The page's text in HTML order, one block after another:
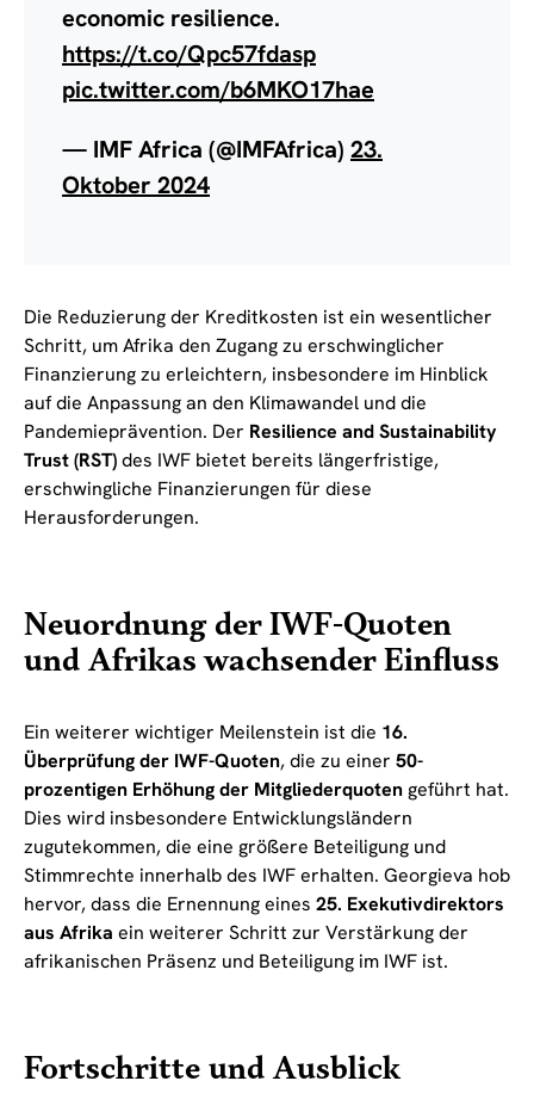
economic resilience.
https://t.co/Qpc57fdasp
pic.twitter.com/b6MKO17hae
— IMF Africa (@IMFAfrica) 23.
Oktober 2024
Die Reduzierung der Kreditkosten ist ein wesentlicher
Schritt, um Afrika den Zugang zu erschwinglicher
Finanzierung zu erleichtern, insbesondere im Hinblick
auf die Anpassung an den Klimawandel und die
Pandemieprävention. Der Resilience and Sustainability
Trust (RST)des IWF bietet bereits längerfristige,
erschwingliche Finanzierungen für diese
Herausforderungen.
Neuordnung der IWF-Quoten
und Afrikas wachsender Einfluss
Ein weiterer wichtiger Meilenstein ist die 16.
Überprüfung der IWF-Quoten, die zu einer 50-
prozentigen Erhöhung der Mitgliederquoten geführt hat.
Dies wird insbesondere Entwicklungsländern
zugutekommen, die eine größere Beteiligung und
Stimmrechte innerhalb des IWF erhalten. Georgieva hob
hervor, dass die Ernennung eines 25. Exekutivdirektors
aus Afrika ein weiterer Schritt zur Verstärkung der
afrikanischen Präsenz und Beteiligung im IWF ist.
Fortschritte und Ausblick